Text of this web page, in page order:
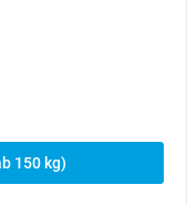
150 kg)